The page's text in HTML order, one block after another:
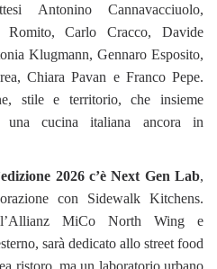
Antonino Cannavacciuolo,
Carlo Cracco, Davide
Klugmann, Gennaro Esposito,
Chiara Pavan e Franco Pepe.
stile e territorio, che insieme
una cucina italiana ancora in
2026 c’è Next Gen Lab,
con Sidewalk Kitchens.
MiCo North Wing e
sarà dedicato allo street food
ristoro, ma un laboratorio urbano